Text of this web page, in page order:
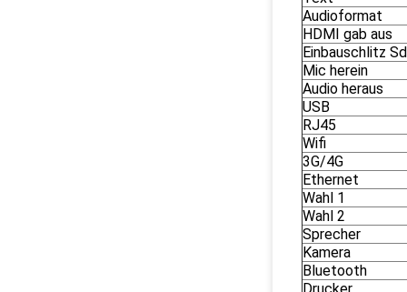
Audioformat
HDMI gab aus
Einbauschlitz
Mic herein
Audio heraus
USB
RJ45
Wifi
3G/4G
Ethernet
Wahl 1
Wahl 2
Sprecher
Kamera
Bluetooth